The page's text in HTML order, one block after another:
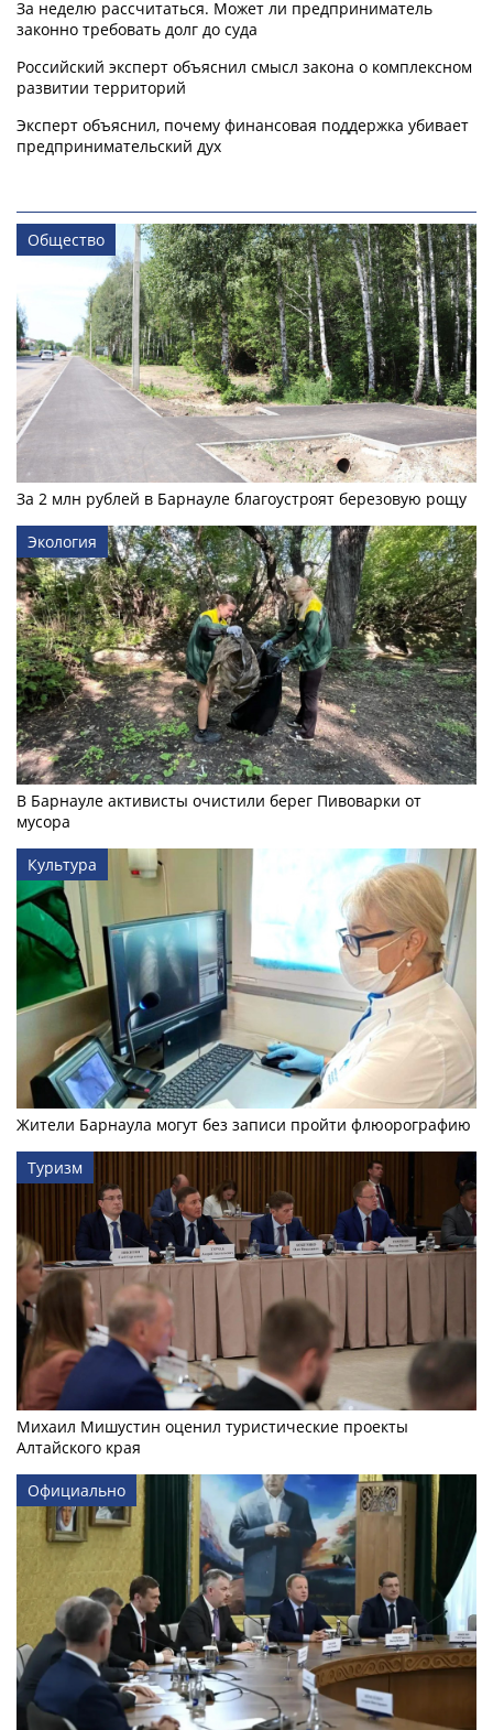
За неделю рассчитаться. Может ли предприниматель
законно требовать долг до суда
Российский эксперт объяснил смысл закона о комплексном
развитии территорий
Эксперт объяснил, почему финансовая поддержка убивает
предпринимательский дух
Общество
За 2 млн рублей в Барнауле благоустроят березовую рощу
Экология
В Барнауле активисты очистили берег Пивоварки от
мусора
Культура
Жители Барнаула могут без записи пройти флюорографию
Туризм
Михаил Мишустин оценил туристические проекты
Алтайского края
Официально